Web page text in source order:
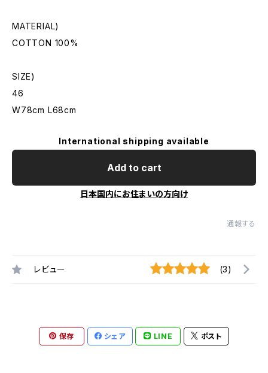
MATERIAL)
COTTON 100%
SIZE)
46
W78cm L68cm
International shipping available
Add to cart
日本国内にお住まいの方向け
通報する
レビュー (3)
保存 シェア LINE ポスト